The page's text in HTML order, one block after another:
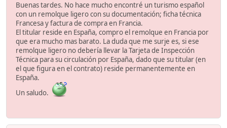
Buenas tardes. No hace mucho encontré un turismo español
con un remolque ligero con su documentación; ficha técnica
Francesa y factura de compra en Francia.
El titular reside en España, compro el remolque en Francia por
que era mucho mas barato. La duda que me surje es, si ese
remolque ligero no debería llevar la Tarjeta de Inspección
Técnica para su circulación por España, dado que su titular (en
el que figura en el contrato) reside permanentemente en
España.
Un saludo.